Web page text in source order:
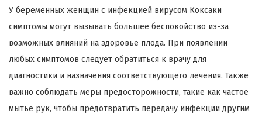
У беременных женщин с инфекцией вирусом Коксаки
симптомы могут вызывать большее беспокойство из-за
возможных влияний на здоровье плода. При появлении
любых симптомов следует обратиться к врачу для
диагностики и назначения соответствующего лечения. Также
важно соблюдать меры предосторожности, такие как частое
мытье рук, чтобы предотвратить передачу инфекции другим